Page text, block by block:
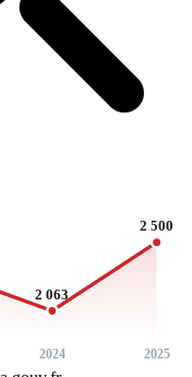
2 063
2024
2 500
2025